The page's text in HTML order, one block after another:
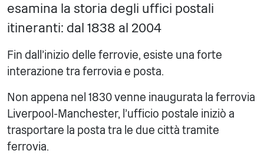
esamina la storia degli uffici postali
itineranti: dal 1838 al 2004
Fin dall'inizio delle ferrovie, esiste una forte
interazione tra ferrovia e posta.
Non appena nel 1830 venne inaugurata la ferrovia
Liverpool-Manchester, l'ufficio postale iniziò a
trasportare la posta tra le due città tramite
ferrovia.